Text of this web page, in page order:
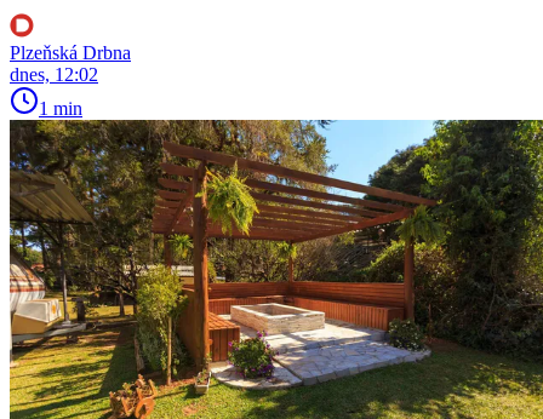
Plzeňská Drbna
dnes, 12:02
1 min